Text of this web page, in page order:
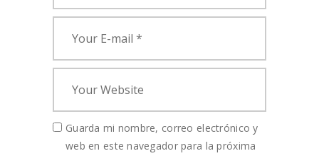
Guarda mi nombre, correo electrónico y
web en este navegador para la próxima